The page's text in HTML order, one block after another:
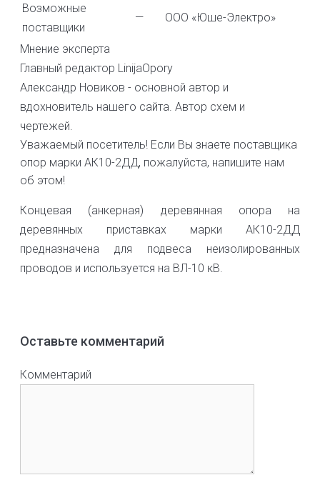
Возможные
поставщики
— ООО «Юше-Электро»
Мнение эксперта
Главный редактор LinijaOpory
Александр Новиков - основной автор и
вдохновитель нашего сайта. Автор схем и
чертежей.
Уважаемый посетитель! Если Вы знаете поставщика
опор марки АК10-2ДД, пожалуйста, напишите нам
об этом!
Концевая (анкерная) деревянная опора на
деревянных приставках марки АК10-2ДД
предназначена для подвеса неизолированных
проводов и используется на ВЛ-10 кВ.
Оставьте комментарий
Комментарий